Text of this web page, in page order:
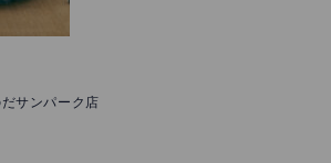
サンパーク店